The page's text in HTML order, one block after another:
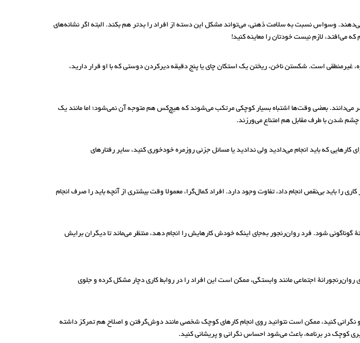
می‌دهند. وسواس نسبت به سلامت ذهنی، می‌تواند مشکل این دسته از افراد را بدتر هم بکند. البته اگر نشانه‌های
می‌افتد، لازم نیست خودتان را معاینه کنید!
غیرمنطقی است. شکستن ناخن، ریختن یک استکان چای یا پنج دقیقه دیرکردن دوستی که با او قرار دارید،
می‌دانند. بعضی وقت‌ها اشتباه بسیار کوچکی مرتکب می‌شوند که هیچ‌کس هم متوجه آن نمی‌شود؛ اما مانند یک
شدن با طرف مقابل هم امتناع می‌ورزند.
که باید انجام می‌دادید ولی ندادید یا مسائل جزئی روزمره خودخوری کنید، سایر رفتارهای
باید بی‌نقص انجام داد، تفاوت وجود دارد. افراد کمال‌گرا، معمولا وقت بیشتری از آنچه باید را صرف انجام
گوناگونی شود. فرد روان‌رنجور به‌جای اینکه خودش کارهایش را انجام دهد، منتظر می‌ماند تا دیگران برایش
روان‌رنجورانهٔ اجتماعی مانند وابستگی، ممکن است این افراد را در روابط کاری دچار مشکل کرده و جلوی
نگرانی کنید، ممکن است نتوانید روی انجام کارهای کوچک شخصی مانند دوش‌گرفتن و اصلاح هم تمرکز داشته
کوچک در برنامه، باعث می‌شود احساس نگرانی و پریشانی کنید.